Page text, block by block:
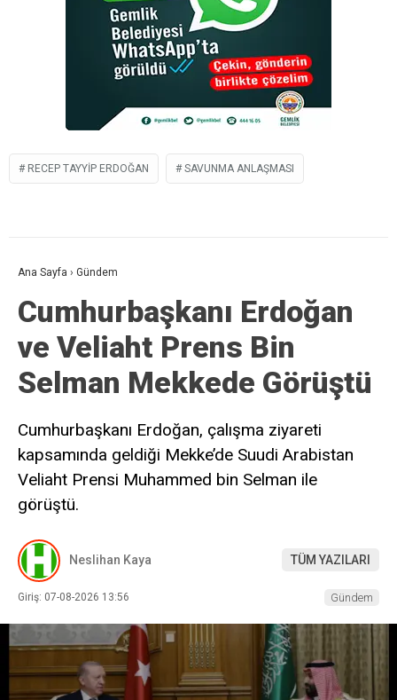
RECEP TAYYIP ERDOĞAN SAVUNMA ANLAŞMASI
Ana Sayfa › Gündem
Cumhurbaşkanı Erdoğan
ve Veliaht Prens Bin
Selman Mekkede Görüştü
Cumhurbaşkanı Erdoğan, çalışma ziyareti
kapsamında geldiği Mekke’de Suudi Arabistan
Veliaht Prensi Muhammed bin Selman ile
görüştü.
Neslihan Kaya TÜM YAZILARI
Giriş: 07-08-2026 13:56 Gündem